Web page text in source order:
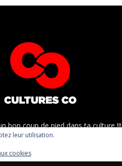
bon coup de pied dans ta culture !!!
leur utilisation.
cookies